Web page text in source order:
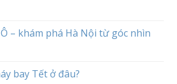
– khám phá Hà Nội từ góc nhìn
bay Tết ở đâu?